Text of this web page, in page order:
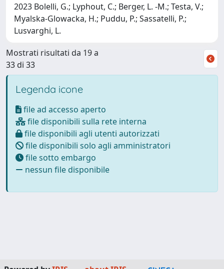
2023 Bolelli, G.; Lyphout, C.; Berger, L. -M.; Testa, V.;
Myalska-Glowacka, H.; Puddu, P.; Sassatelli, P.;
Lusvarghi, L.
Mostrati risultati da 19 a
33 di 33
Legenda icone
file ad accesso aperto
file disponibili sulla rete interna
file disponibili agli utenti autorizzati
file disponibili solo agli amministratori
file sotto embargo
nessun file disponibile